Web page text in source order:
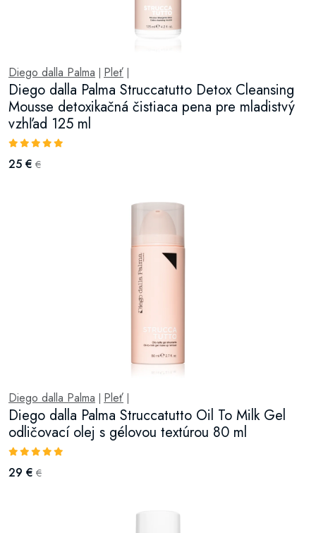
Diego dalla Palma Pleť
Diego dalla Palma Struccatutto Detox Cleansing
Mousse detoxikačná čistiaca pena pre mladistvý
vzhľad 125 ml
25 € €
Diego dalla Palma Pleť
Diego dalla Palma Struccatutto Oil To Milk Gel
odličovací olej s gélovou textúrou 80 ml
29 € €